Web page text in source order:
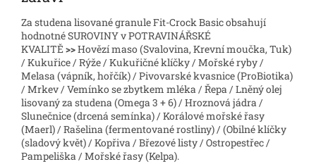
Za studena lisované granule Fit-Crock Basic obsahují
hodnotné SUROVINY v POTRAVINÁŘSKÉ
KVALITĚ>>Hovězí maso (Svalovina, Krevní moučka, Tuk)
/ Kukuřice / Rýže / Kukuřičné klíčky / Mořské ryby /
Melasa (vápník, hořčík) / Pivovarské kvasnice (ProBiotika)
/ Mrkev / Vemínko se zbytkem mléka / Řepa / Lněný olej
lisovaný za studena (Omega 3 + 6) / Hroznová jádra /
Slunečnice (drcená semínka) / Korálové mořské řasy
(Maerl) / Rašelina (fermentované rostliny) / (Obilné klíčky
(sladový květ) / Kopřiva / Březové listy / Ostropestřec /
Pampeliška / Mořské řasy (Kelpa).